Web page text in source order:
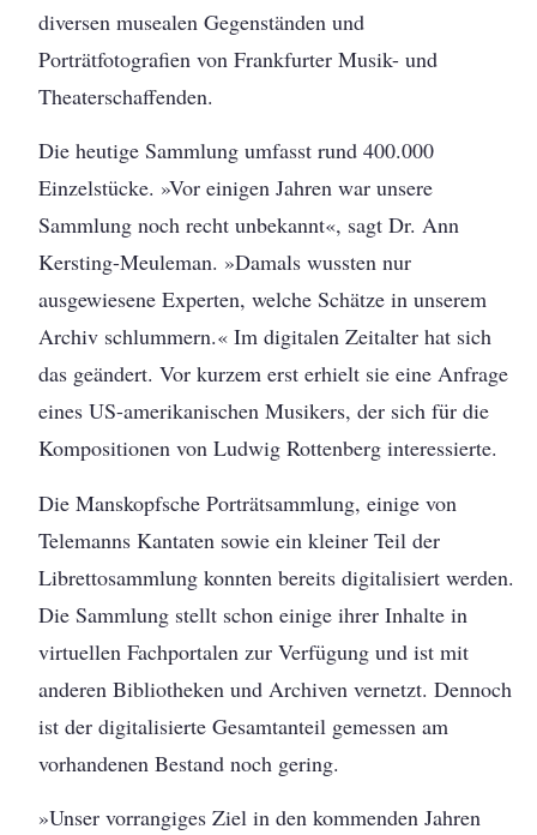
diversen musealen Gegenständen und
Porträtfotografien von Frankfurter Musik- und
Theaterschaffenden.
Die heutige Sammlung umfasst rund 400.000
Einzelstücke. »Vor einigen Jahren war unsere
Sammlung noch recht unbekannt«, sagt Dr. Ann
Kersting-Meuleman. »Damals wussten nur
ausgewiesene Experten, welche Schätze in unserem
Archiv schlummern.« Im digitalen Zeitalter hat sich
das geändert. Vor kurzem erst erhielt sie eine Anfrage
eines US-amerikanischen Musikers, der sich für die
Kompositionen von Ludwig Rottenberg interessierte.
Die Manskopfsche Porträtsammlung, einige von
Telemanns Kantaten sowie ein kleiner Teil der
Librettosammlung konnten bereits digitalisiert werden.
Die Sammlung stellt schon einige ihrer Inhalte in
virtuellen Fachportalen zur Verfügung und ist mit
anderen Bibliotheken und Archiven vernetzt. Dennoch
ist der digitalisierte Gesamtanteil gemessen am
vorhandenen Bestand noch gering.
»Unser vorrangiges Ziel in den kommenden Jahren